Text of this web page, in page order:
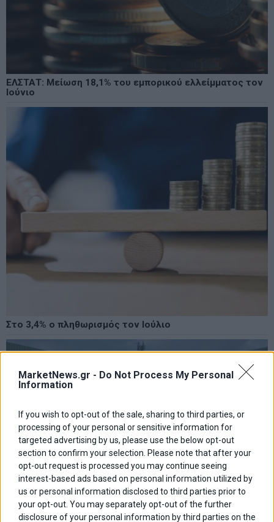
MarketNews.gr - Do Not Process My Personal
Information
If you wish to opt-out of the sale, sharing to third parties, or
processing of your personal or sensitive information for
targeted advertising by us, please use the below opt-out
section to confirm your selection. Please note that after your
opt-out request is processed you may continue seeing
interest-based ads based on personal information utilized by
us or personal information disclosed to third parties prior to
your opt-out. You may separately opt-out of the further
disclosure of your personal information by third parties on the
ΕΛΣΤΑΤ: Μείωση 18,1% του εμπορικού ελλείμματος τον
Ιούνιο
Στο 3,4% ο πληθωρισμός τον Ιούλιο